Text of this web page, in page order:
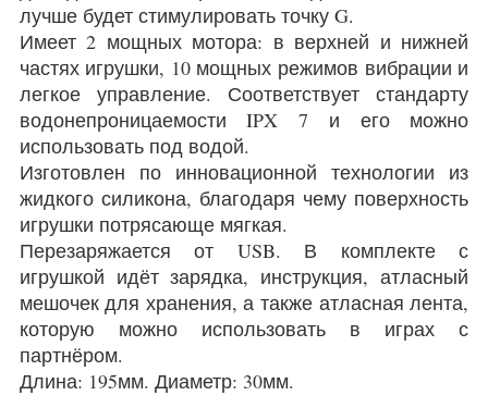
лучше будет стимулировать точку G.
Имеет 2 мощных мотора: в верхней и нижней
частях игрушки, 10 мощных режимов вибрации и
легкое управление. Соответствует стандарту
водонепроницаемости IPX 7 и его можно
использовать под водой.
Изготовлен по инновационной технологии из
жидкого силикона, благодаря чему поверхность
игрушки потрясающе мягкая.
Перезаряжается от USB. В комплекте с
игрушкой идёт зарядка, инструкция, атласный
мешочек для хранения, а также атласная лента,
которую можно использовать в играх с
партнёром.
Длина: 195мм. Диаметр: 30мм.